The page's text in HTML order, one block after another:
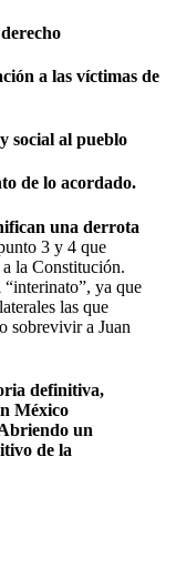
a las víctimas de
social al pueblo
de lo acordado.
una derrota
3 y 4 que
a la Constitución.
ya que
las que
sobrevivir a Juan
definitiva,
México
un
de la